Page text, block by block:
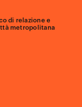
di relazione e
metropolitana